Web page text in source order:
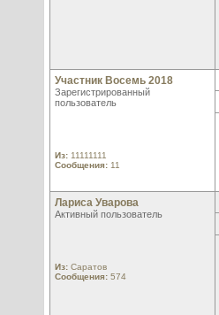
Участник Восемь 2018
Зарегистрированный
пользователь
Из: 11111111
Сообщения: 11
Лариса Уварова
Активный пользователь
Из: Саратов
Сообщения: 574